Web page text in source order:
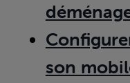
son